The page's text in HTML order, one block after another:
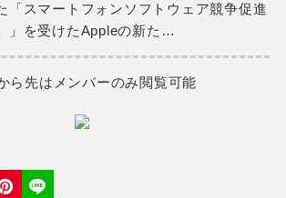
「スマートフォンソフトウェア競争促進
」を受けたAppleの新た…
ら先はメンバーのみ閲覧可能